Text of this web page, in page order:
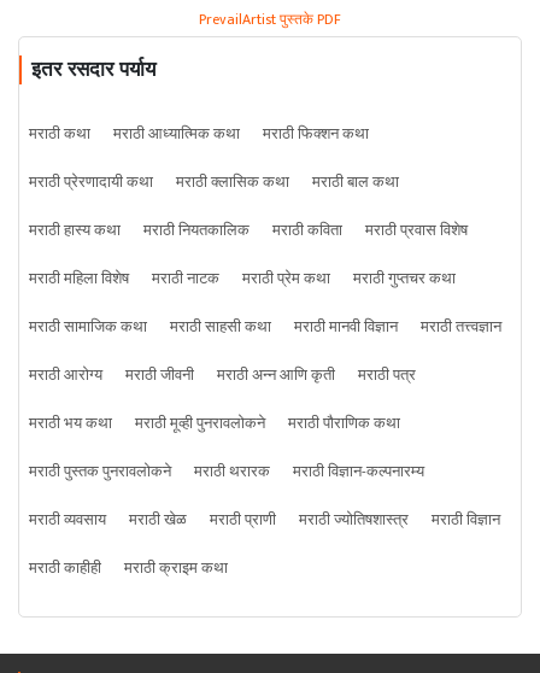
PrevailArtist पुस्तके PDF
इतर रसदार पर्याय
मराठी कथा मराठी आध्यात्मिक कथा
मराठी फिक्शन कथा
मराठी प्रेरणादायी कथा
मराठी क्लासिक कथा
मराठी बाल कथा
मराठी हास्य कथा
मराठी नियतकालिक मराठी कविता
मराठी प्रवास विशेष
मराठी महिला विशेष
मराठी नाटक मराठी प्रेम कथा
मराठी गुप्तचर कथा
मराठी सामाजिक कथा
मराठी साहसी कथा मराठी मानवी विज्ञान
मराठी तत्त्वज्ञान
मराठी आरोग्य
मराठी जीवनी मराठी अन्न आणि कृती
मराठी पत्र
मराठी भय कथा
मराठी मूव्ही पुनरावलोकने
मराठी पौराणिक कथा
मराठी पुस्तक पुनरावलोकने
मराठी थरारक
मराठी विज्ञान-कल्पनारम्य
मराठी व्यवसाय
मराठी खेळ मराठी प्राणी मराठी ज्योतिषशास्त्र
मराठी विज्ञान
मराठी काहीही
मराठी क्राइम कथा